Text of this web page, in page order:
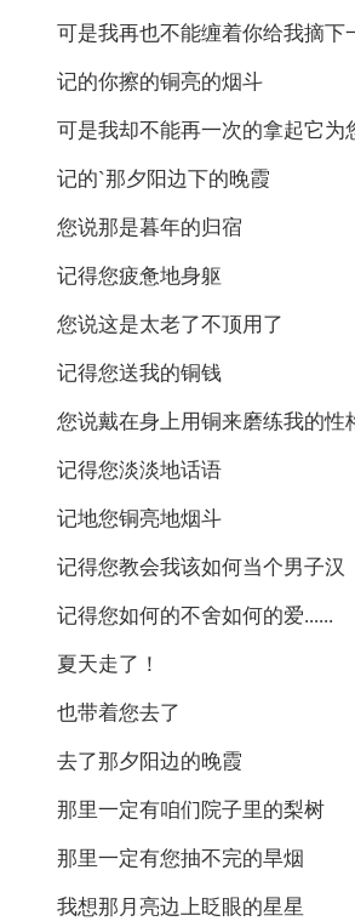
可是我再也不能缠着你给我摘下
记的你擦的铜亮的烟斗
可是我却不能再一次的拿起它为
记的`那夕阳边下的晚霞
您说那是暮年的归宿
记得您疲惫地身躯
您说这是太老了不顶用了
记得您送我的铜钱
您说戴在身上用铜来磨练我的性
记得您淡淡地话语
记地您铜亮地烟斗
记得您教会我该如何当个男子汉
记得您如何的不舍如何的爱......
夏天走了！
也带着您去了
去了那夕阳边的晚霞
那里一定有咱们院子里的梨树
那里一定有您抽不完的旱烟
我想那月亮边上眨眼的星星